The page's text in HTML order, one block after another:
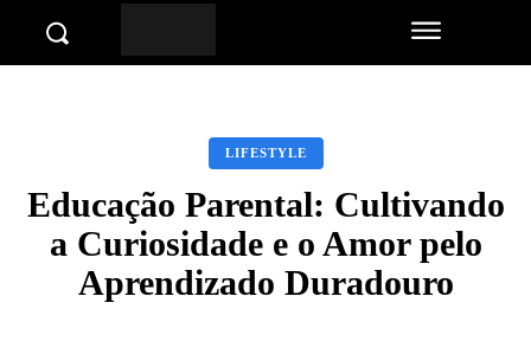
LIFESTYLE
Educação Parental: Cultivando
a Curiosidade e o Amor pelo
Aprendizado Duradouro